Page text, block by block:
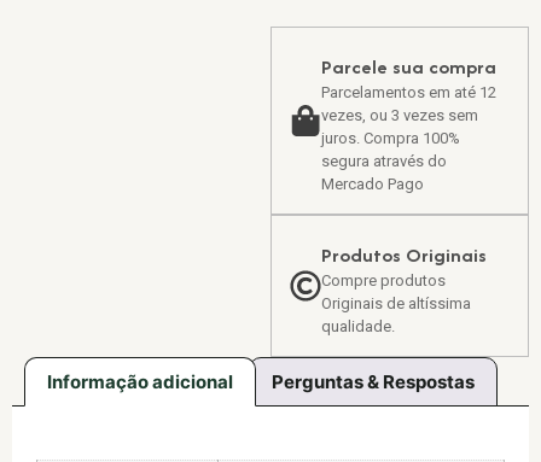
Parcele sua compra
Parcelamentos em até 12
vezes, ou 3 vezes sem
juros. Compra 100%
segura através do
Mercado Pago
Produtos Originais
Compre produtos
Originais de altíssima
qualidade.
Informação adicional Perguntas & Respostas